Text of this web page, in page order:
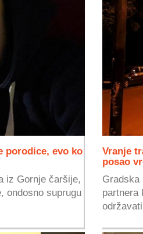
porodice, evo ko
iz Gornje čaršije,
ondosno suprugu
Vranje
posao
Gradska
partnera